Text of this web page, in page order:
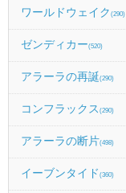
ワールドウェイク (290)
ゼンディカー(520)
アラーラの再誕(290)
コンフラックス (290)
アラーラの断片(498)
イーブンタイド (360)